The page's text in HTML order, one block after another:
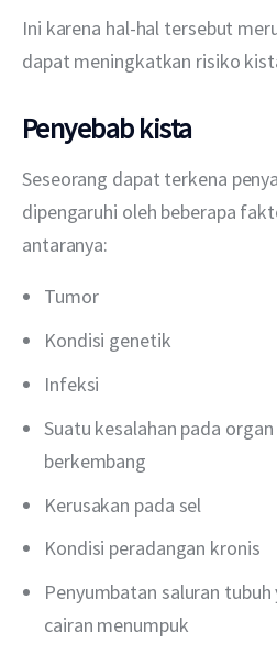
Ini karena hal-hal tersebut
dapat meningkatkan risiko
Penyebab kista
Seseorang dapat terkena
dipengaruhi oleh beberapa
antaranya:
Tumor
Kondisi genetik
Infeksi
Suatu kesalahan pada
berkembang
Kerusakan pada sel
Kondisi peradangan kronis
Penyumbatan saluran
cairan menumpuk